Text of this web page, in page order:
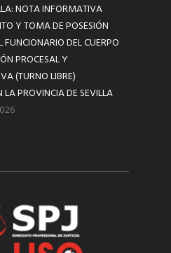
NOTA INFORMATIVA
Y TOMA DE POSESIÓN
FUNCIONARIO DEL CUERPO
PROCESAL Y
(TURNO LIBRE)
LA PROVINCIA DE SEVILLA